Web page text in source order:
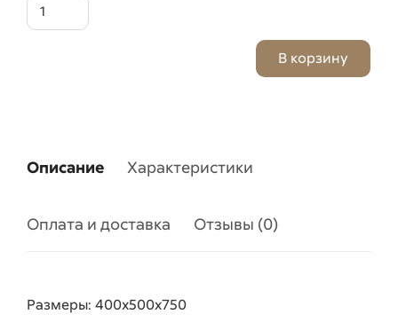
Описание Характеристики
Оплата и доставка Отзывы (0)
Размеры: 400х500х750